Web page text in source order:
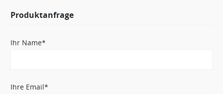
Produktanfrage
Ihr Name*
Ihre Email*